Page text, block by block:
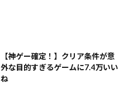
【神ゲー確定！】クリア条件が意
外な目的すぎるゲームに7.4万いい
ね